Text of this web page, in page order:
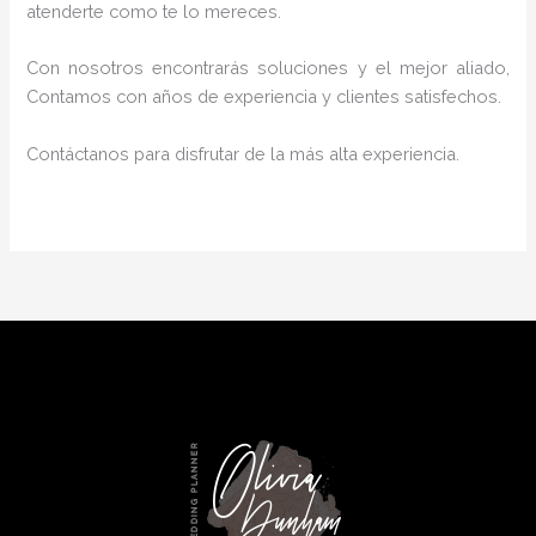
atenderte como te lo mereces.
Con nosotros encontrarás soluciones y el mejor aliado,
Contamos con años de experiencia y clientes satisfechos.
Contáctanos para disfrutar de la más alta experiencia.